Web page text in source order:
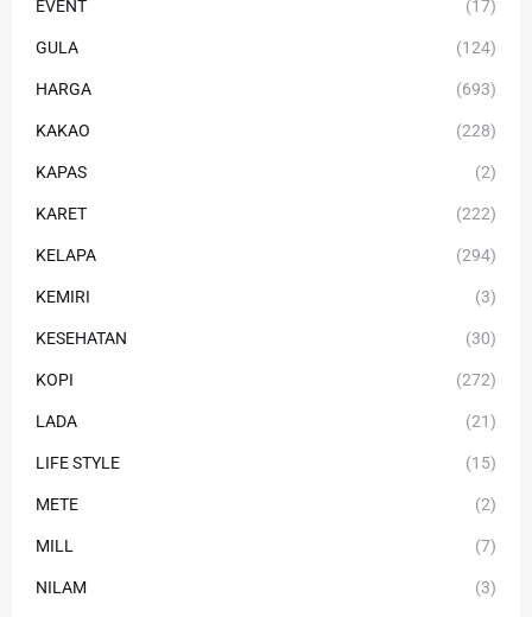
EVENT (17)
GULA (124)
HARGA (693)
KAKAO (228)
KAPAS (2)
KARET (222)
KELAPA (294)
KEMIRI (3)
KESEHATAN (30)
KOPI (272)
LADA (21)
LIFE STYLE (15)
METE (2)
MILL (7)
NILAM (3)